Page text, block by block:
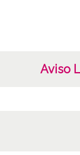
Aviso